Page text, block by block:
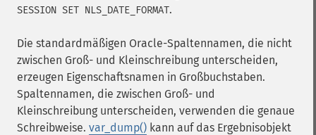
SESSION SET NLS_DATE_FORMAT.
Die standardmäßigen Oracle-Spaltennamen, die nicht
zwischen Groß- und Kleinschreibung unterscheiden,
erzeugen Eigenschaftsnamen in Großbuchstaben.
Spaltennamen, die zwischen Groß- und
Kleinschreibung unterscheiden, verwenden die genaue
Schreibweise. var_dump() kann auf das Ergebnisobjekt